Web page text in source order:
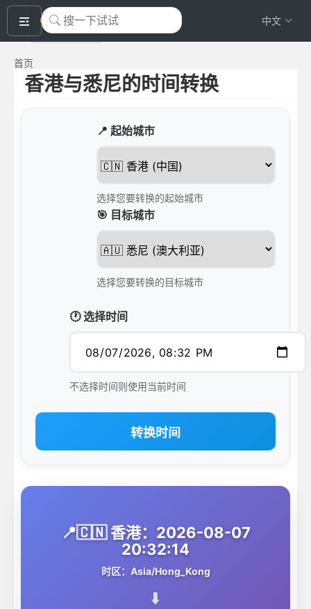
okeyTool 中文
首页
香港与悉尼的时间转换
📍 起始城市
选择您要转换的起始城市
🎯 目标城市
选择您要转换的目标城市
🕐 选择时间
不选择时间则使用当前时间
转换时间
📍🇨🇳 香港：2026-08-07
20:32:14
时区：Asia/Hong_Kong
⬇️